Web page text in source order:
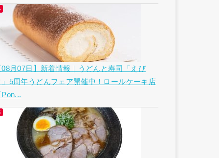
08月07日】新着情報｜うどんと寿司「えび
」5周年うどんフェア開催中！ロールケーキ店
Pon...